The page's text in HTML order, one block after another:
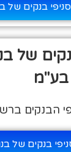
בנקים של
של
הבנקים ברשת:
בנקים של